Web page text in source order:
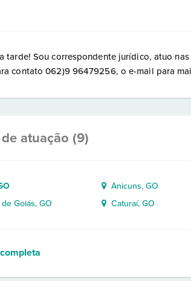
tarde! Sou correspondente jurídico, atuo
contato 062)9 96479256, o e-mail para
atuação (9)
Anicuns, GO
Goiás, GO
Caturaí, GO